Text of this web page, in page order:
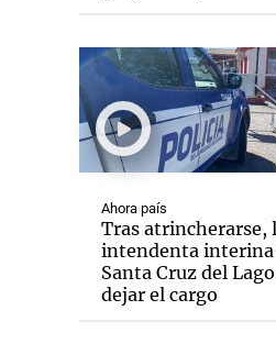
Ahora país
Tras atrincherarse,
intendenta interina
Santa Cruz del
dejar el cargo